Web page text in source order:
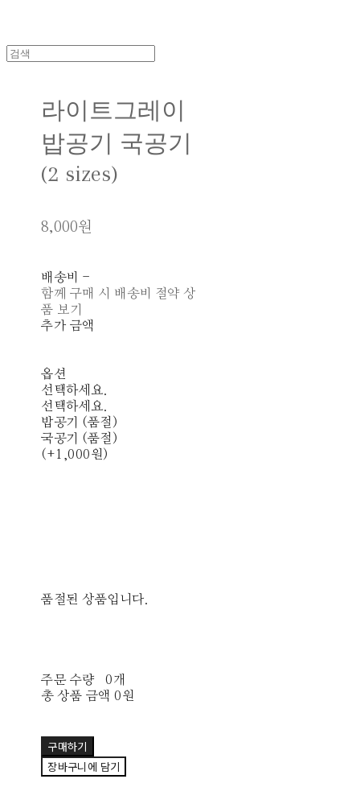
라이트그레이
밥공기 국공기
(2 sizes)
8,000원
배송비 -
함께 구매 시 배송비 절약 상
품 보기
추가 금액
옵션
선택하세요.
선택하세요.
밥공기 (품절)
국공기 (품절)
(+1,000원)
품절된 상품입니다.
주문 수량
0개
총 상품 금액 0원
구매하기
장바구니에 담기